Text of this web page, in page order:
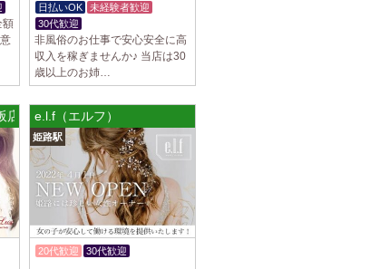
烏山ルーム
！ 「本気で稼ぎたい！」「もっと
そんなあなたを全力でサポートし
ストが不足しています！ 今後も新規
くれるセラピストを大募集しま
丘ルーム
載通りにしっかりお給料をお支払
額
日払いOK
未経験者歓迎
30代歓迎
非風俗のお仕事で安心安全に高
収入を稼ぎませんか♪ 当店は30
歳以上のお姉…
e.l.f（エルフ）
姫路駅
20代歓迎
30代歓迎